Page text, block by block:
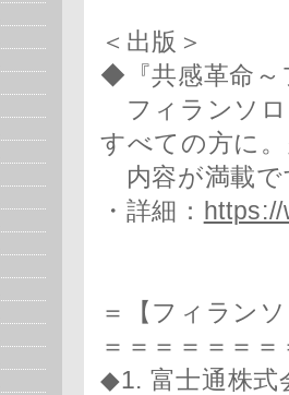
＜出版＞
◆『共感革命～
フィランソロ
すべての方に
内容が満載で
・詳細：
＝【フィラン
＝＝＝＝＝＝＝
◆1. 富士通株式